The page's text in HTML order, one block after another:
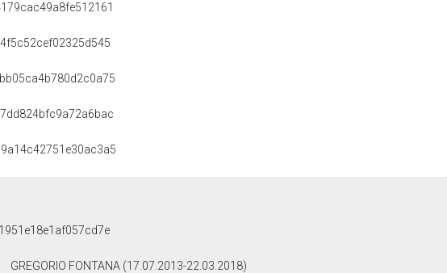
GREGORIO FONTANA (17.07.2013-22.03.2018)